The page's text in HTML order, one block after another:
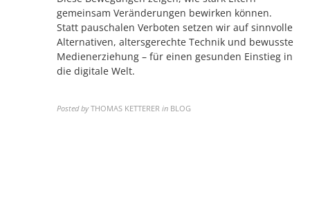
gemeinsam Veränderungen bewirken können.
Statt pauschalen Verboten setzen wir auf sinnvolle
Alternativen, altersgerechte Technik und bewusste
Medienerziehung – für einen gesunden Einstieg in
die digitale Welt.
Posted by THOMAS KETTERER in BLOG